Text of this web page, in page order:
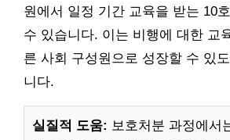
원에서 일정 기간 교육을 받는 10
수 있습니다. 이는 비행에 대한 교
른 사회 구성원으로 성장할 수 있
니다.
실질적 도움: 보호처분 과정에서